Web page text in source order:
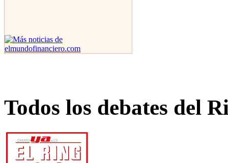
Todos los debates del